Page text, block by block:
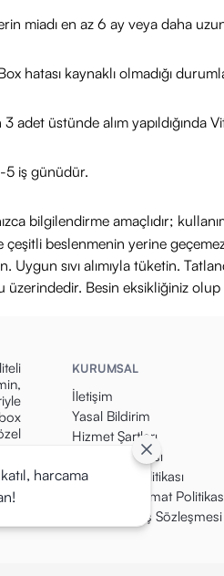
miadı en az 6 ay veya daha
hatası kaynaklı olmadığı
adet üstünde alım yapıldığında
5 iş günüdür.
bilgilendirme amaçlıdır;
beslenmenin yerine
Uygun sıvı alımıyla tüketin.
Besin eksikliğiniz olup
KURUMSAL
İletişim
Yasal Bildirim
Hizmet Şartları
Gizlilik Politikası
Para İade Politikası
Kargo & Teslimat
Mesafeli Satış Sözleşmesi
harcama